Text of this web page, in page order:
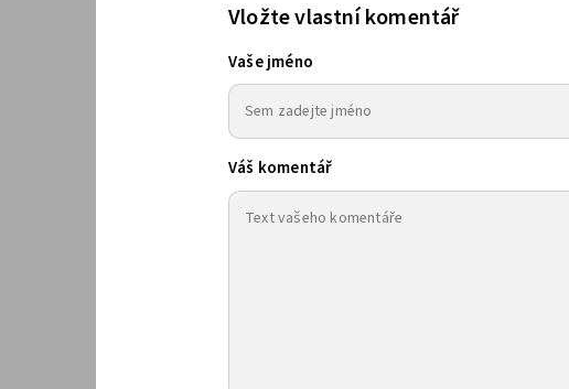
Vložte vlastní komentář
Vaše jméno
Váš komentář